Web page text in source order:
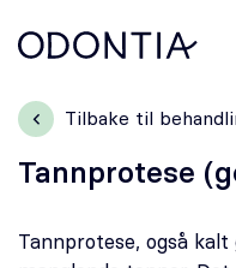
page
Klinikker
Tilbake til
Tannprotese
Tannprotese, også